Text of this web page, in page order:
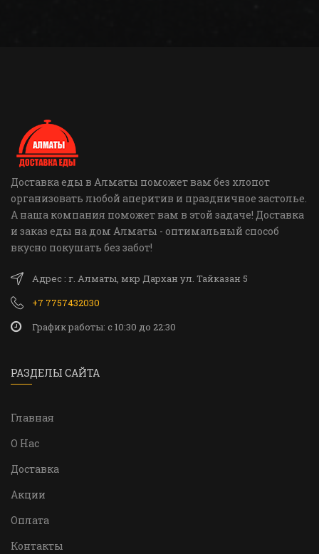
Доставка еды в Алматы поможет вам без хлопот
организовать любой аперитив и праздничное застолье.
А наша компания поможет вам в этой задаче! Доставка
и заказ еды на дом Алматы - оптимальный способ
вкусно покушать без забот!
Адрес : г. Алматы, мкр Дархан ул. Тайказан 5
+7 7757432030
График работы: c 10:30 до 22:30
РАЗДЕЛЫ САЙТА
Главная
О Нас
Доставка
Акции
Оплата
Контакты